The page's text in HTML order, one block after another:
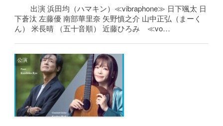
出演 浜田均（ハマキン）≪vibraphone≫ 日下颯太 日
下蒼汰 左藤優 南部華里奈 矢野慎之介 山中正弘（まーく
ん） 米長晴 （五十音順） 近藤ひろみ ≪vo…
公演